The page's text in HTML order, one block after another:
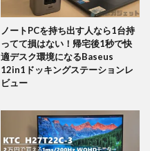
ノートPCを持ち出す人なら1台持
ってて損はない！帰宅後1秒で快
適デスク環境になるBaseus
12in1ドッキングステーションレ
ビュー